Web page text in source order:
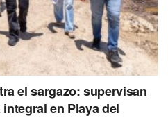
el sargazo: supervisan
en Playa del